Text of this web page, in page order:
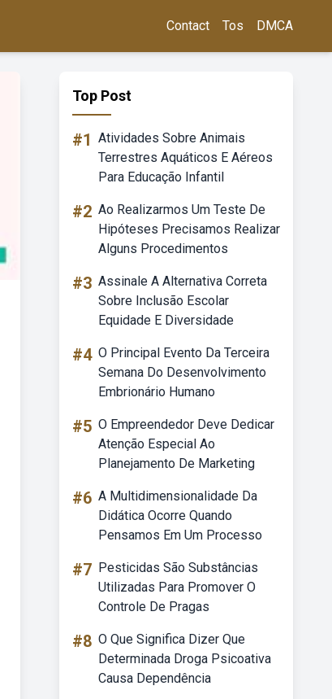
Contact Tos DMCA
Top Post
#1 Atividades Sobre Animais
Terrestres Aquáticos E Aéreos
Para Educação Infantil
#2 Ao Realizarmos Um Teste De
Hipóteses Precisamos Realizar
Alguns Procedimentos
#3 Assinale A Alternativa Correta
Sobre Inclusão Escolar
Equidade E Diversidade
#4 O Principal Evento Da Terceira
Semana Do Desenvolvimento
Embrionário Humano
#5 O Empreendedor Deve Dedicar
Atenção Especial Ao
Planejamento De Marketing
#6 A Multidimensionalidade Da
Didática Ocorre Quando
Pensamos Em Um Processo
#7 Pesticidas São Substâncias
Utilizadas Para Promover O
Controle De Pragas
#8 O Que Significa Dizer Que
Determinada Droga Psicoativa
Causa Dependência